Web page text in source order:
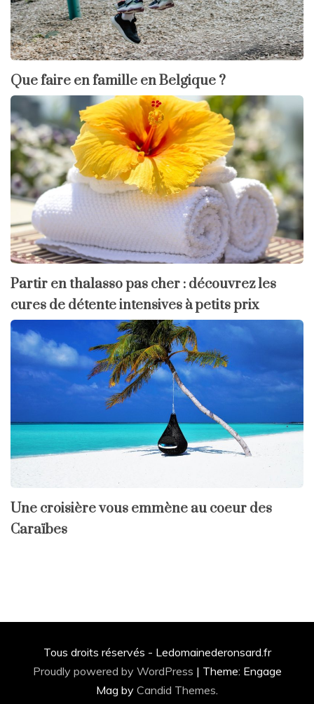
Que faire en famille en Belgique ?
Partir en thalasso pas cher : découvrez les
cures de détente intensives à petits prix
Une croisière vous emmène au coeur des
Caraïbes
Tous droits réservés - Ledomainederonsard.fr
Proudly powered by WordPress | Theme: Engage
Mag by Candid Themes.